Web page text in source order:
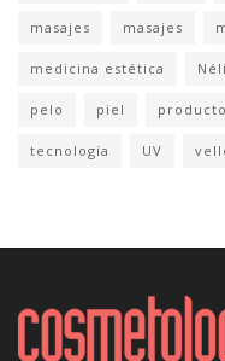
masajes masajes
medicina estética
pelo piel
tecnología UV